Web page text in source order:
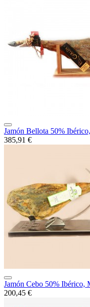
Jamón Bellota 50%
385,91 €
Jamón Cebo 50% Ibérico,
200,45 €